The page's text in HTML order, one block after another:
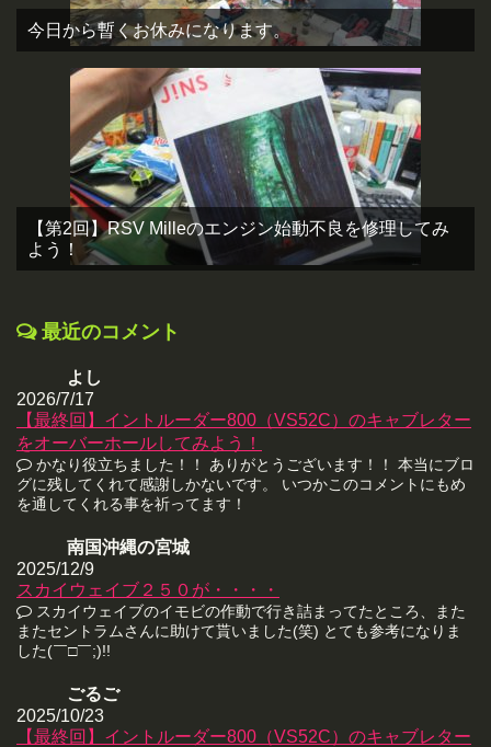
今日から暫くお休みになります。
【第2回】RSV Milleのエンジン始動不良を修理してみ
よう！
最近のコメント
よし
2026/7/17
【最終回】イントルーダー800（VS52C）のキャブレター
をオーバーホールしてみよう！
かなり役立ちました！！ ありがとうございます！！ 本当にブロ
グに残してくれて感謝しかないです。 いつかこのコメントにもめ
を通してくれる事を祈ってます！
南国沖縄の宮城
2025/12/9
スカイウェイブ２５０が・・・・
スカイウェイブのイモビの作動で行き詰まってたところ、また
またセントラムさんに助けて貰いました(笑) とても参考になりま
した(￣□￣;)!!
ごるご
2025/10/23
【最終回】イントルーダー800（VS52C）のキャブレター